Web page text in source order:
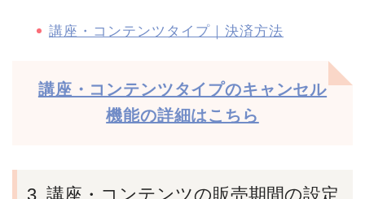
講座・コンテンツタイプ｜決済方法
講座・コンテンツタイプのキャンセル
機能の詳細はこちら
3. 講座・コンテンツの販売期間の設定